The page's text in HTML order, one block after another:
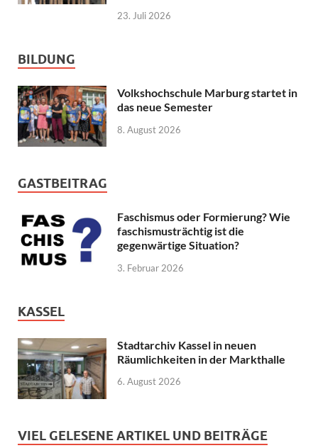
23. Juli 2026
BILDUNG
Volkshochschule Marburg startet in
das neue Semester
8. August 2026
GASTBEITRAG
Faschismus oder Formierung? Wie
faschismusträchtig ist die
gegenwärtige Situation?
3. Februar 2026
KASSEL
Stadtarchiv Kassel in neuen
Räumlichkeiten in der Markthalle
6. August 2026
VIEL GELESENE ARTIKEL UND BEITRÄGE